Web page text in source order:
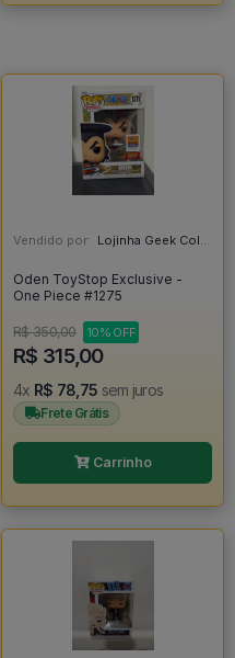
Vendido por: Lojinha Geek Colecionáveis - DF
Oden ToyStop Exclusive -
One Piece #1275
R$ 350,00 10% OFF
R$ 315,00
4x R$ 78,75 sem juros
Frete Grátis
Carrinho